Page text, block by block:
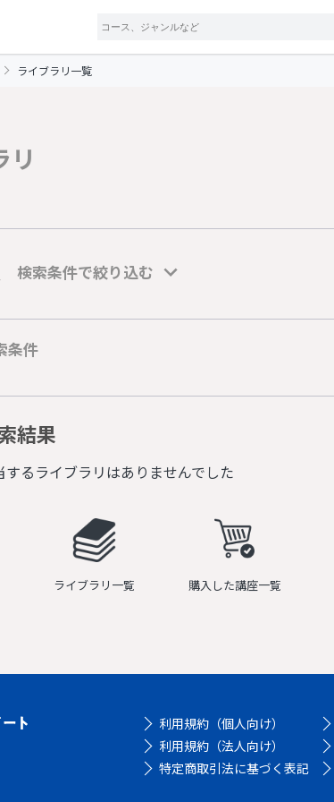
ライブラリ一覧
リ
検索条件で絞り込む
条件
結果
するライブラリはありませんでした
ライブラリ一覧 購入した講座一覧
利用規約（個人向け）
利用規約（法人向け）
特定商取引法に基づく表記